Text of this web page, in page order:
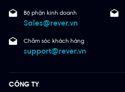
Bộ phận kinh doanh
Sales@rever.vn
Chăm sóc khách hàng
support@rever.vn
CÔNG TY